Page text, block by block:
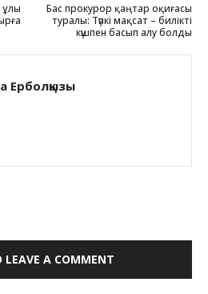
ұлы
Бас прокурор қаңтар оқиғасы
туралы: Түпкі мақсат – билікті
күшпен басып алу болды
Ерболқызы
LEAVE A COMMENT